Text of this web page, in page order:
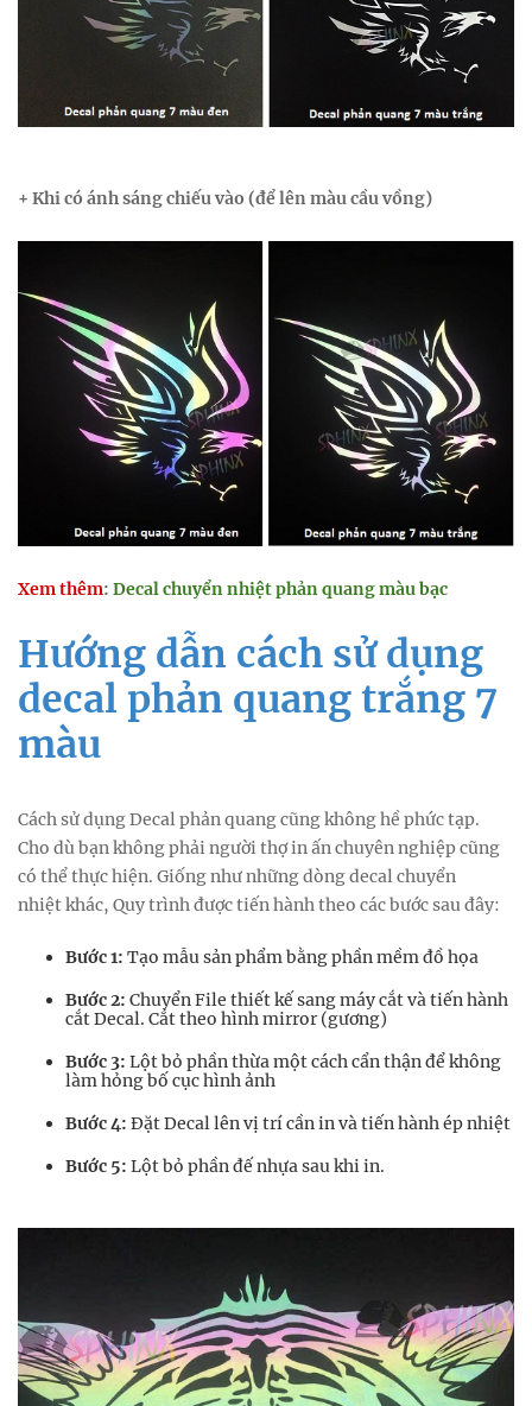
+ Khicó ánh sáng chiếu vào (để lên màu cầu vồng)
Xem thêm: Decal chuyển nhiệt phản quang màu bạc
Hướng dẫn cách sử dụng
decal phản quang trắng 7
màu
Cách sử dụng Decal phản quang cũng không hề phức tạp.
Cho dù bạn không phải người thợ in ấn chuyên nghiệp cũng
có thể thực hiện. Giống như những dòng decal chuyển
nhiệt khác, Quy trình được tiến hành theo các bước sau đây:
Bước 1: Tạo mẫu sản phẩm bằng phần mềm đồ họa
Bước 2: Chuyển File thiết kế sang máy cắt và tiến hành
cắt Decal. Cắt theo hình mirror (gương)
Bước 3: Lột bỏ phần thừa một cách cẩn thận để không
làm hỏng bố cục hình ảnh
Bước 4: Đặt Decal lên vị trí cần in và tiến hành ép nhiệt
Bước 5: Lột bỏ phần đế nhựa sau khi in.